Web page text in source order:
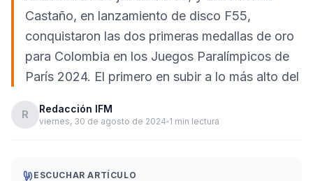
Castaño, en lanzamiento de disco F55,
conquistaron las dos primeras medallas de oro
para Colombia en los Juegos Paralímpicos de
París 2024. El primero en subir a lo más alto del
R Redacción IFM
viernes, 30 de agosto de 2024 1 min lectura
ESCUCHAR ARTÍCULO